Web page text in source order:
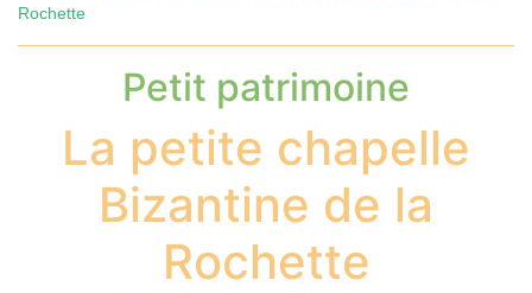
Rochette
Petit patrimoine
La petite chapelle
Bizantine de la
Rochette